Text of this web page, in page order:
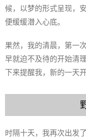
候，以梦的形式呈现，
便缓缓潜入心底。
果然，我的清晨，第一
早就迫不及待的开始清
下来提醒我，新的一天开
时隔十天，我再次出发